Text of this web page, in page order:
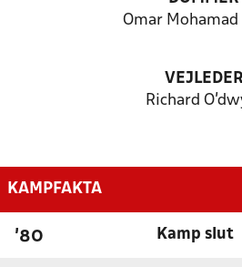
Omar Mohamad
VEJLEDER
Richard
KAMPFAKTA
'80 Kamp slut